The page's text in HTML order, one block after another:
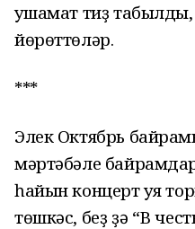
ҡушамат тиҙ
йөрөттөләр.
***
Элек Октябрь
мәртәбәле
һайын концерт ҡуя
төшкәс, беҙ ҙә “В